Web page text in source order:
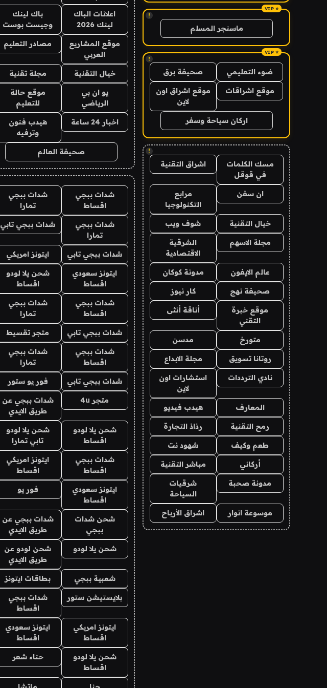
!
ماسنجر المسلم
!
ضوء التعليمي صحيفة برق
موقع اشراقات
موقع اشراق اون
لاين
اركان سياحة وسفر
!
مسك الكلمات
في قوقل
اشراق التقنية
ان سفن
مرابع
التكنولوجيا
خيال التقنية شوف ويب
مجلة الاسهم
الشرقية
الاقتصادية
عالم الايفون مدونة كوكان
صحيفة نهج كار نيوز
موقع خبرة
التقني
أناقة أنثى
متورخ مدسن
روتانا تسويق مجلة الابداع
نادي الترددات
استشارات اون
لاين
المعارف هيدب فيديو
رمح التقنية رذاذ التجارة
طعم وكيف شهود نت
أركاني مباشر التقنية
مدونة صحبة
شرقيات
السياحة
موسوعة انوار اشراق الأرباح
اعلانات الباك
لينك 2026
باك لينك
وجيست بوست
موقع المشاريع
العربي
مصادر التعليم
خيال التقنية مجلة تقنية
يو ان بي
الرياضي
موقع حالة
للتعليم
اخبار 24 ساعة
هيدب فنون
وترفيه
صحيفة العالم
شدات ببجي
اقساط
شدات ببجي
تمارا
شدات ببجي
تمارا
شدات ببجي تابي
شدات ببجي تابي ايتونز امريكي
ايتونز سعودي
اقساط
شحن يلا لودو
اقساط
شدات ببجي
اقساط
شدات ببجي
تمارا
شدات ببجي تابي متجر تقسيط
شدات ببجي
اقساط
شدات ببجي
تمارا
شدات ببجي تابي فور يو ستور
متجر 4u
شدات ببجي عن
طريق الايدي
شحن يلا لودو
اقساط
شحن يلا لودو
تابي تمارا
شدات ببجي
اقساط
ايتونز امريكي
اقساط
ايتونز سعودي
اقساط
فور يو
شحن شدات
ببجي
شدات ببجي عن
طريق الايدي
شحن يلا لودو
شحن لودو عن
طريق الايدي
شعبية ببجي بطاقات ايتونز
بلايستيشن ستور
شدات ببجي
اقساط
ايتونز امريكي
اقساط
ايتونز سعودي
اقساط
شحن يلا لودو
اقساط
حناء شعر